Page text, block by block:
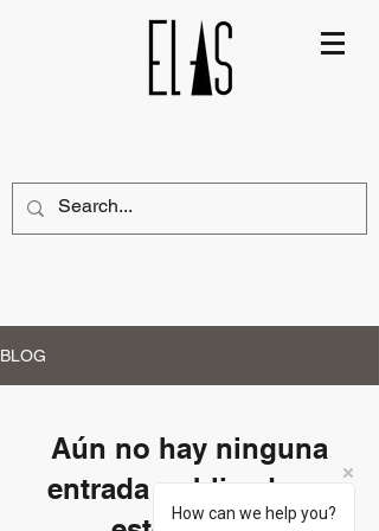
BLOG
Aún no hay ninguna
entrada publicada en
How can we help you?